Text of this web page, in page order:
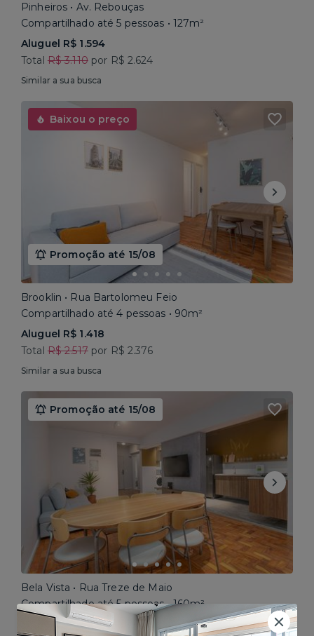
Pinheiros • Av. Rebouças
Compartilhado até 5 pessoas • 127m²
Aluguel R$ 1.594
Total R$ 3.110por R$ 2.624
Similar a sua busca
Baixou o preço
Promoção até 15/08
Brooklin • Rua Bartolomeu Feio
Compartilhado até 4 pessoas • 90m²
Aluguel R$ 1.418
Total R$ 2.517por R$ 2.376
Similar a sua busca
Promoção até 15/08
Bela Vista • Rua Treze de Maio
Compartilhado até 5 pessoas • 160m²
Aluguel R$ 1.777